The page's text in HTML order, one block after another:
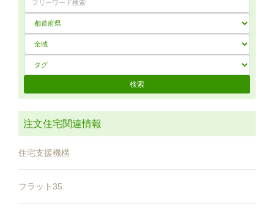
注文住宅関連情報
住宅支援機構
フラット35